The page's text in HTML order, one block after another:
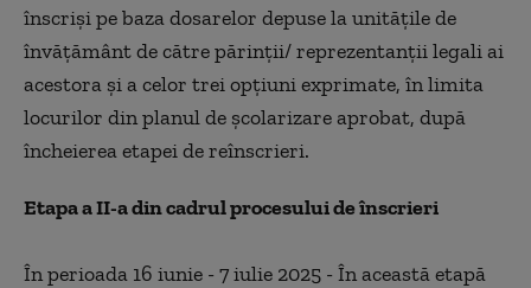
înscriși pe baza dosarelor depuse la unitățile de
învățământ de către părinții/ reprezentanții legali ai
acestora și a celor trei opțiuni exprimate, în limita
locurilor din planul de școlarizare aprobat, după
încheierea etapei de reînscrieri.
Etapa a II-a din cadrul procesului de înscrieri
În perioada 16 iunie - 7 iulie 2025 - În această etapă